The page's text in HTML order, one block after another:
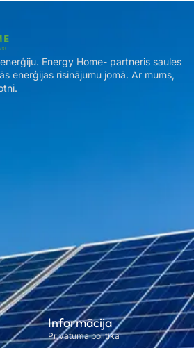
Informācija
Privātuma politika
Energy Home- partneris saules
enerģijas risinājumu jomā. Ar mums,